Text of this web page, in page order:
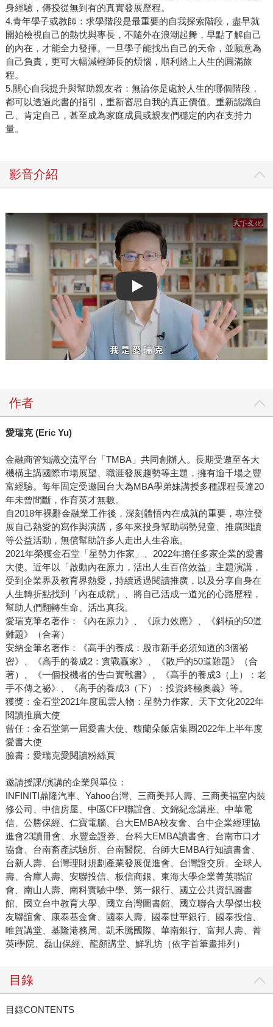
身經驗，傳授從無到有的真實發展歷程。
4.青年學子或教師：求學階段是最重要的自我探索階段，盡早就
開始檢視自己的熱忱與專長，不隨外在浪潮起舞，早點了解自己
的內在，才能全力發揮。一旦學子能找出自己的天命，並願意為
自己負責，更可大幅減輕師長的煩惱，順利踏上人生的圓滿旅
程。
5.關心自我提升與幫助親友者：無論你是處於人生的哪個階段，
都可以透過此書的指引，重新審思自我的真正價值。重新認識自
己、肯定自己，甚至成為家庭成員或親友們穩定的內在支持力
量。
影音介紹
Play video
作者
愛瑞克 (Eric Yu)
金融商管知識交流平台「TMBA」共同創辦人。長期受邀至各大
機構主講國際市場展望、職涯發展趨勢等主題，擁有逾千場之豐
富經驗。每年固定受邀回台大為MBA學弟妹講授多種課程長達20
年未曾間斷，作育英才無數。
自2018年裸辭金融業工作後，深刻體悟內在成就的重要，專注發
展自己熱愛的寫作與演講，多年來投身幫助弱勢兒童、推廣閱讀
等公益活動，無償幫助許多人走出人生谷底。
2021年榮獲金石堂「星勢力作家」、2022年擔任多家企業的愛書
大使。近年以「啟動內在原力，活出人生百倍效益」主題演講，
受到企業界及教育界熱愛，持續透過閱讀推廣，以及分享自身在
人生轉折點找到「內在成就」、將自己活成一道光的心路歷程，
幫助人們翻轉生命、活出真我。
愛瑞克筆名著作：《內在原力》、《原力效應》、《斜槓的50道
難題》（合著）
安納金筆名著作：《高手的養成：股市新手必須知道的3個祕
密》、《高手的養成2：實戰贏家》、《散戶的50道難題》（合
著）、《一個投機者的告白實戰書》、《高手的養成3（上）：老
手不傳之祕》、《高手的養成3（下）：投資終極奧義》等。
獲獎：金石堂2021年度風雲人物：星勢力作家、天下文化2022年
閱讀推廣大使
曾任：金石堂第一屆愛書大使、馥蘭朵飯店集團2022年上半年度
愛書大使
臉書：愛瑞克愛閱讀粉絲頁
邀請授課/演講的企業與單位：
INFINITI鼎隆汽車、Yahoo台灣、三商美邦人壽、三商美福室內裝
修公司、中信房屋、中區CFP聯誼會、文錦紀念講座、中華電
信、公勝保經、仁寶電腦、台大EMBA校友會、台中企業經理協
進會23讀冊會、永豐金證券、台科大EMBA讀書會、台南市口才
協會、台南畜產試驗所、台南醫院、台師大EMBA行知讀書會、
台新人壽、台灣理財規劃產業發展促進會、台灣證交所、全球人
壽、合庫人壽、安聯投信、板信商銀、東海大學企業菁英聯誼
會、南山人壽、南科實驗中學、第一銀行、國立公共資訊圖書
館、國立台中教育大學、國立台灣圖書館、國立聯合大學傑出校
友聯誼會、康泰基金會、國泰人壽、國泰世華銀行、國泰投信、
唯賀講堂、基隆港務局、凱禾騰國際、華南銀行、富邦人壽、菁
英i學院、磊山保經、龍顏講堂、鮮乳坊（依字首筆畫排列）
目錄
目錄CONTENTS